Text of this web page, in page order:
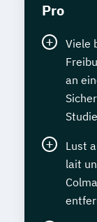
Pro
Viele
an
Lust
lait